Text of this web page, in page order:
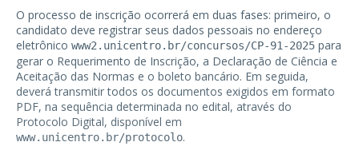
O processo de inscrição ocorrerá em duas fases: primeiro, o
candidato deve registrar seus dados pessoais no endereço
eletrônico www2.unicentro.br/concursos/CP-91-2025 para
gerar o Requerimento de Inscrição, a Declaração de Ciência e
Aceitação das Normas e o boleto bancário. Em seguida,
deverá transmitir todos os documentos exigidos em formato
PDF, na sequência determinada no edital, através do
Protocolo Digital, disponível em
www.unicentro.br/protocolo.